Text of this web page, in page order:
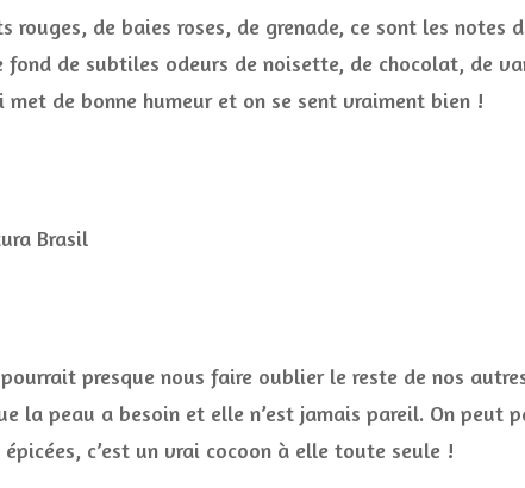
de baies roses, de grenade, ce sont les notes
de subtiles odeurs de noisette, de chocolat, de
de bonne humeur et on se sent vraiment bien !
presque nous faire oublier le reste de nos
la peau a besoin et elle n’est jamais pareil. On
c’est un vrai cocoon à elle toute seule !